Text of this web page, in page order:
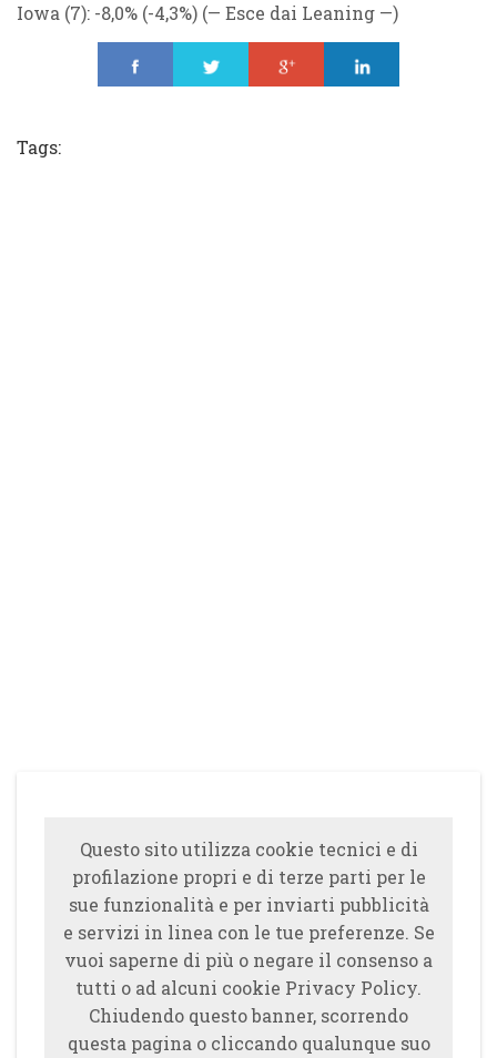
Iowa (7): -8,0% (-4,3%) (— Esce dai Leaning —)
Tags:
Questo sito utilizza cookie tecnici e di
profilazione propri e di terze parti per le
sue funzionalità e per inviarti pubblicità
e servizi in linea con le tue preferenze. Se
vuoi saperne di più o negare il consenso a
tutti o ad alcuni cookie Privacy Policy.
Chiudendo questo banner, scorrendo
questa pagina o cliccando qualunque suo